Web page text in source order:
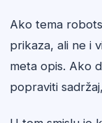
Ako tema
prikaza, ali ne i
meta opis. Ako
popraviti